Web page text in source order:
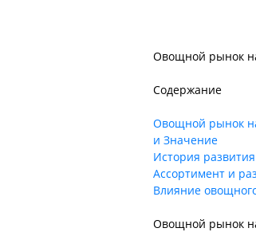
Овощной рынок
Содержание
Овощной рынок
и Значение
История
Ассортимент и
Влияние
Овощной рынок